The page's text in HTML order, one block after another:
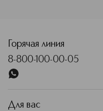
Горячая линия
8-800-100-00-05
Для вас